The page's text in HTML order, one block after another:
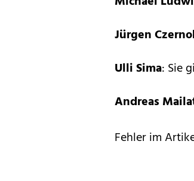
Jürgen
Ulli Sima: Sie
Andreas
Fehler im